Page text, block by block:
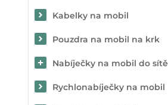
Kabelky na mobil
Pouzdra na mobil na krk
Nabíječky na mobil do sítě
Rychlonabíječky na mobil